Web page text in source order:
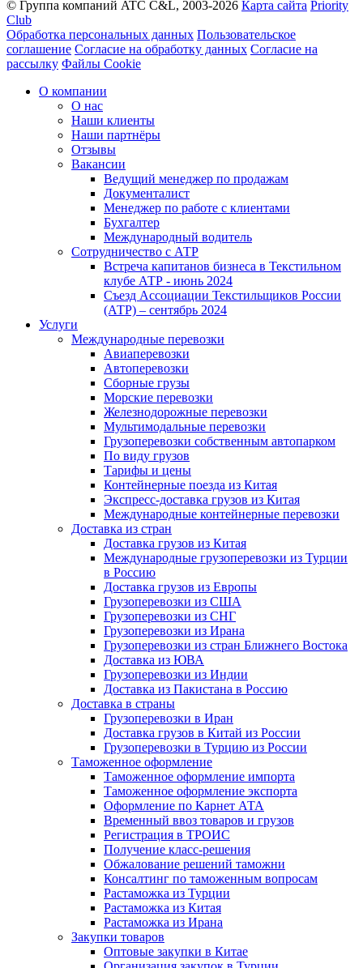
© Группа компаний ATC C&L, 2003-2026 Карта сайта Priority
Club
Обработка персональных данных Пользовательское
соглашение Согласие на обработку данных Согласие на
рассылку Файлы Cookie
О компании
О нас
Наши клиенты
Наши партнёры
Отзывы
Вакансии
Ведущий менеджер по продажам
Документалист
Менеджер по работе с клиентами
Бухгалтер
Международный водитель
Сотрудничество с АТР
Встреча капитанов бизнеса в Текстильном
клубе АТР - июнь 2024
Съезд Ассоциации Текстильщиков России
(АТР) – сентябрь 2024
Услуги
Международные перевозки
Авиаперевозки
Автоперевозки
Сборные грузы
Морские перевозки
Железнодорожные перевозки
Мультимодальные перевозки
Грузоперевозки собственным автопарком
По виду грузов
Тарифы и цены
Контейнерные поезда из Китая
Экспресс-доставка грузов из Китая
Международные контейнерные перевозки
Доставка из стран
Доставка грузов из Китая
Международные грузоперевозки из Турции
в Россию
Доставка грузов из Европы
Грузоперевозки из США
Грузоперевозки из СНГ
Грузоперевозки из Ирана
Грузоперевозки из стран Ближнего Востока
Доставка из ЮВА
Грузоперевозки из Индии
Доставка из Пакистана в Россию
Доставка в страны
Грузоперевозки в Иран
Доставка грузов в Китай из России
Грузоперевозки в Турцию из России
Таможенное оформление
Таможенное оформление импорта
Таможенное оформление экспорта
Оформление по Карнет АТА
Временный ввоз товаров и грузов
Регистрация в ТРОИС
Получение класс-решения
Обжалование решений таможни
Консалтинг по таможенным вопросам
Растаможка из Турции
Растаможка из Китая
Растаможка из Ирана
Закупки товаров
Оптовые закупки в Китае